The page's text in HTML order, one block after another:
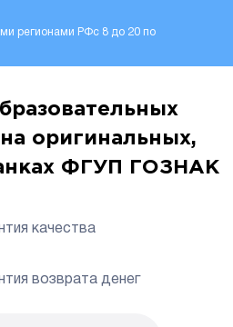
регионами РФс 8 до 20 по
оригинальных,
ФГУП ГОЗНАК
качества
возврата денег